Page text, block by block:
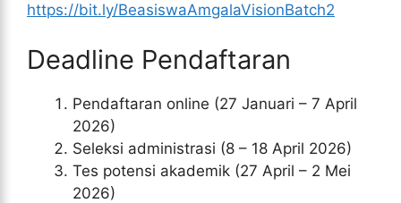
https://bit.ly/BeasiswaAmgalaVisionBatch2
Deadline Pendaftaran
Pendaftaran online (27 Januari – 7 April
2026)
Seleksi administrasi (8 – 18 April 2026)
Tes potensi akademik (27 April – 2 Mei
2026)